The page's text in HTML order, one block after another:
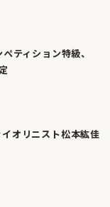
ティション特級、
オリニスト松本紘佳